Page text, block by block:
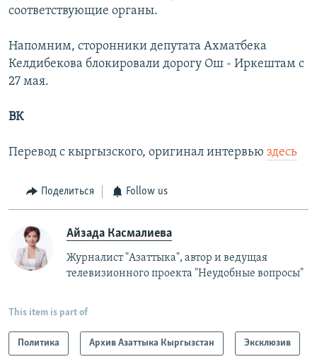
соответствующие органы.
Напомним, сторонники депутата Ахматбека
Келдибекова блокировали дорогу Ош - Иркештам с
27 мая.
ВК
Перевод с кыргызского, оригинал интервью здесь
Поделиться Follow us
Айзада Касмалиева
Журналист "Азаттыка", автор и ведущая
телевизионного проекта "Неудобные вопросы"
This item is part of
Политика Архив Азаттыка Кыргызстан Эксклюзив